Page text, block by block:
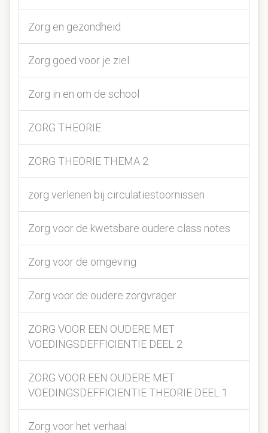
Zorg en gezondheid
Zorg goed voor je ziel
Zorg in en om de school
ZORG THEORIE
ZORG THEORIE THEMA 2
zorg verlenen bij circulatiestoornissen
Zorg voor de kwetsbare oudere class notes
Zorg voor de omgeving
Zorg voor de oudere zorgvrager
ZORG VOOR EEN OUDERE MET
VOEDINGSDEFFICIENTIE DEEL 2
ZORG VOOR EEN OUDERE MET
VOEDINGSDEFFICIENTIE THEORIE DEEL 1
Zorg voor het verhaal